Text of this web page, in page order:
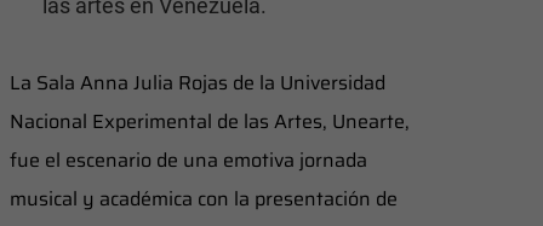
La Sala Anna Julia Rojas de la Universidad
Nacional Experimental de las Artes, Unearte,
fue el escenario de una emotiva jornada
musical y académica con la presentación de